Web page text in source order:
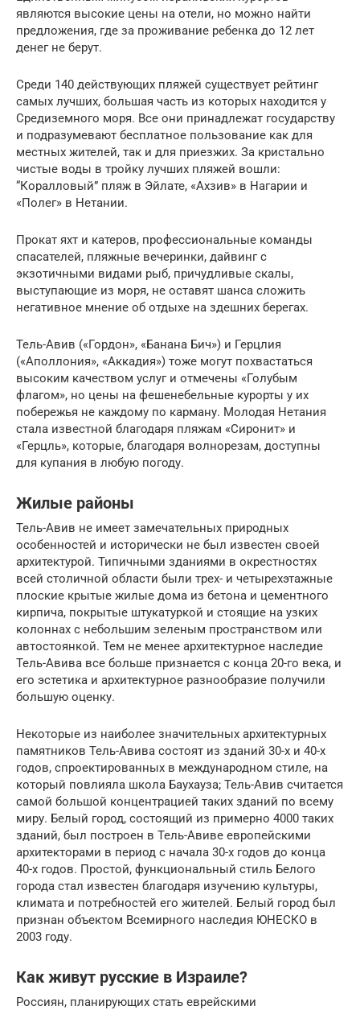
являются высокие цены на отели, но можно найти
предложения, где за проживание ребенка до 12 лет
денег не берут.
Среди 140 действующих пляжей существует рейтинг
самых лучших, большая часть из которых находится у
Средиземного моря. Все они принадлежат государству
и подразумевают бесплатное пользование как для
местных жителей, так и для приезжих. За кристально
чистые воды в тройку лучших пляжей вошли:
“Коралловый” пляж в Эйлате, «Ахзив» в Нагарии и
«Полег» в Нетании.
Прокат яхт и катеров, профессиональные команды
спасателей, пляжные вечеринки, дайвинг с
экзотичными видами рыб, причудливые скалы,
выступающие из моря, не оставят шанса сложить
негативное мнение об отдыхе на здешних берегах.
Тель-Авив («Гордон», «Банана Бич») и Герцлия
(«Аполлония», «Аккадия») тоже могут похвастаться
высоким качеством услуг и отмечены «Голубым
флагом», но цены на фешенебельные курорты у их
побережья не каждому по карману. Молодая Нетания
стала известной благодаря пляжам «Сиронит» и
«Герцль», которые, благодаря волнорезам, доступны
для купания в любую погоду.
Жилые районы
Тель-Авив не имеет замечательных природных
особенностей и исторически не был известен своей
архитектурой. Типичными зданиями в окрестностях
всей столичной области были трех- и четырехэтажные
плоские крытые жилые дома из бетона и цементного
кирпича, покрытые штукатуркой и стоящие на узких
колоннах с небольшим зеленым пространством или
автостоянкой. Тем не менее архитектурное наследие
Тель-Авива все больше признается с конца 20-го века, и
его эстетика и архитектурное разнообразие получили
большую оценку.
Некоторые из наиболее значительных архитектурных
памятников Тель-Авива состоят из зданий 30-х и 40-х
годов, спроектированных в международном стиле, на
который повлияла школа Баухауза; Тель-Авив считается
самой большой концентрацией таких зданий по всему
миру. Белый город, состоящий из примерно 4000 таких
зданий, был построен в Тель-Авиве европейскими
архитекторами в период с начала 30-х годов до конца
40-х годов. Простой, функциональный стиль Белого
города стал известен благодаря изучению культуры,
климата и потребностей его жителей. Белый город был
признан объектом Всемирного наследия ЮНЕСКО в
2003 году.
Как живут русские в Израиле?
Россиян, планирующих стать еврейскими